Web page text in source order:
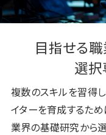
目指せる
選
複数のスキルを習得
イターを育成するため
業界の基礎研究から